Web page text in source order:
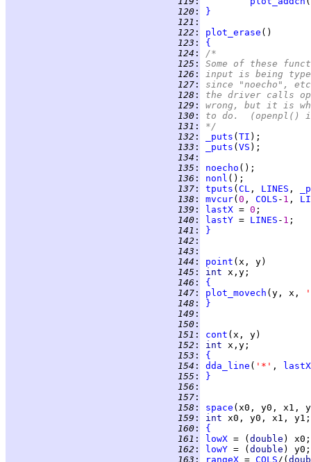
120 :
}
121 :
122 : plot_erase
123 :
{
124 :
/*
125 :
Some of these
126 :
input is being
127 :
since "noecho",
128 :
the driver calls
129 :
wrong, but it is
130 :
to do.  (openpl()
131 :
*/
132 : _puts ( TI
133 : _puts ( VS
134 :
135 : noecho
136 : nonl
137 : tputs ( CL , LINES ,
138 : mvcur( 0 , COLS - 1 ,
139 : lastX = 0
140 : lastY = LINES - 1
141 :
}
142 :
143 :
144 : point
145 : int
146 :
{
147 : plot_movech (y, x,
148 :
}
149 :
150 :
151 : cont
152 : int
153 :
{
154 : dda_line ( '*' ,
lastX
155 :
}
156 :
157 :
158 :
space
159 :
int
160 :
{
161 : lowX = ( double
162 : lowY = ( double
163 : rangeX = COLS /(